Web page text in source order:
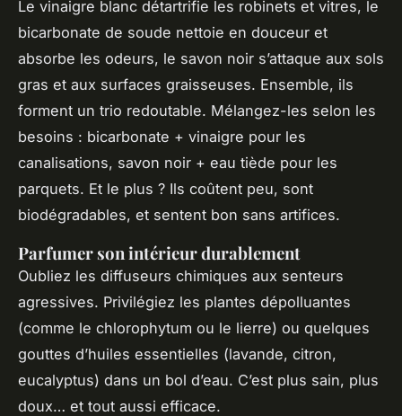
Le vinaigre blanc détartrifie les robinets et vitres, le
bicarbonate de soude nettoie en douceur et
absorbe les odeurs, le savon noir s’attaque aux sols
gras et aux surfaces graisseuses. Ensemble, ils
forment un trio redoutable. Mélangez-les selon les
besoins : bicarbonate + vinaigre pour les
canalisations, savon noir + eau tiède pour les
parquets. Et le plus ? Ils coûtent peu, sont
biodégradables, et sentent bon sans artifices.
Parfumer son intérieur durablement
Oubliez les diffuseurs chimiques aux senteurs
agressives. Privilégiez les plantes dépolluantes
(comme le chlorophytum ou le lierre) ou quelques
gouttes d’huiles essentielles (lavande, citron,
eucalyptus) dans un bol d’eau. C’est plus sain, plus
doux… et tout aussi efficace.